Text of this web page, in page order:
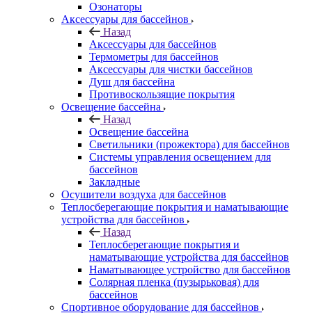
Озонаторы
Аксессуары для бассейнов
Назад
Аксессуары для бассейнов
Термометры для бассейнов
Аксессуары для чистки бассейнов
Душ для бассейна
Противоскользящие покрытия
Освещение бассейна
Назад
Освещение бассейна
Светильники (прожектора) для бассейнов
Системы управления освещением для
бассейнов
Закладные
Осушители воздуха для бассейнов
Теплосберегающие покрытия и наматывающие
устройства для бассейнов
Назад
Теплосберегающие покрытия и
наматывающие устройства для бассейнов
Наматывающее устройство для бассейнов
Солярная пленка (пузырьковая) для
бассейнов
Спортивное оборудование для бассейнов